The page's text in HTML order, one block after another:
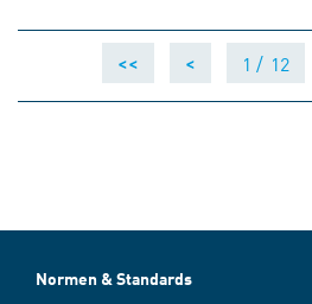
<< < 1 / 12
Normen & Standards